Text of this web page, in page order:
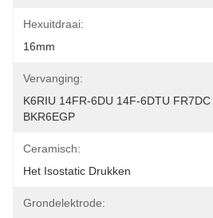
Hexuitdraai:
16mm
Vervanging:
K6RIU 14FR-6DU 14F-6DTU
BKR6EGP
Ceramisch:
Het Isostatic Drukken
Grondelektrode: